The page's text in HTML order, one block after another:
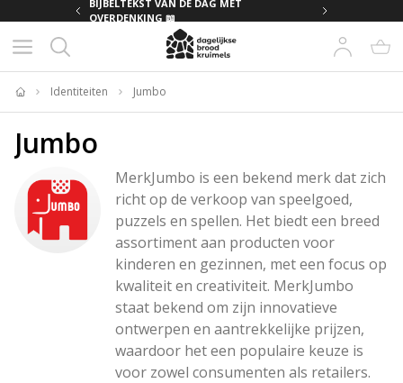
BIJBELTEKST VAN DE DAG MET
OVERDENKING 📖
Home
Identiteiten Jumbo
Jumbo
MerkJumbo is een bekend merk dat zich
richt op de verkoop van speelgoed,
puzzels en spellen. Het biedt een breed
assortiment aan producten voor
kinderen en gezinnen, met een focus op
kwaliteit en creativiteit. MerkJumbo
staat bekend om zijn innovatieve
ontwerpen en aantrekkelijke prijzen,
waardoor het een populaire keuze is
voor zowel consumenten als retailers.